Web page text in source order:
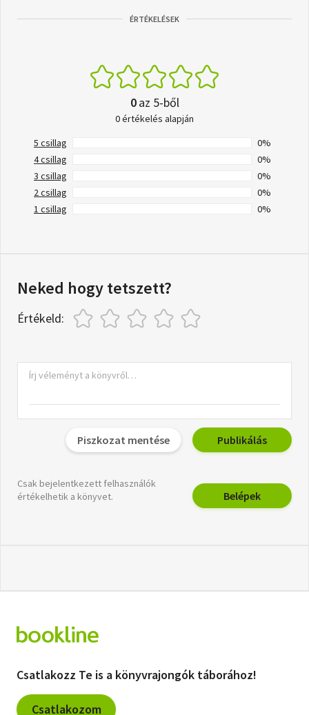
ÉRTÉKELÉSEK
0az 5-ből
0 értékelés alapján
5 csillag
0%
4 csillag
0%
3 csillag
0%
2 csillag
0%
1 csillag
0%
Neked hogy tetszett?
Értékeld:
Piszkozat mentése Publikálás
Csak bejelentkezett felhasználók
értékelhetik a könyvet.
Belépek
Csatlakozz Te is a könyvrajongók táborához!
Csatlakozom